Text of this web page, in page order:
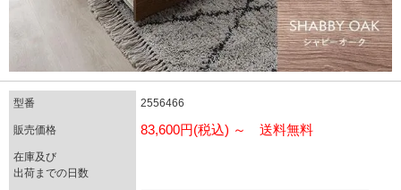
型番 2556466
販売価格 83,600円(税込) ～ 送料無料
在庫及び
出荷までの日数